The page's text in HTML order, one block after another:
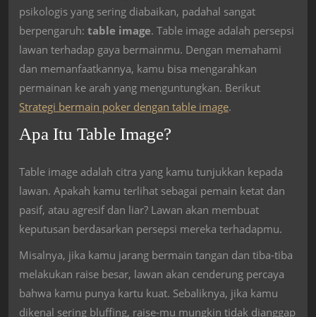
psikologis yang sering diabaikan, padahal sangat
berpengaruh: table image. Table image adalah persepsi
lawan terhadap gaya bermainmu. Dengan memahami
dan memanfaatkannya, kamu bisa mengarahkan
permainan ke arah yang menguntungkan. Berikut
Strategi bermain poker dengan table image.
Apa Itu Table Image?
Table image adalah citra yang kamu tunjukkan kepada
lawan. Apakah kamu terlihat sebagai pemain ketat dan
pasif, atau agresif dan liar? Lawan akan membuat
keputusan berdasarkan persepsi mereka terhadapmu.
Misalnya, jika kamu jarang bermain tangan dan tiba-tiba
melakukan raise besar, lawan akan cenderung percaya
bahwa kamu punya kartu kuat. Sebaliknya, jika kamu
dikenal sering bluffing, raise-mu mungkin tidak dianggap